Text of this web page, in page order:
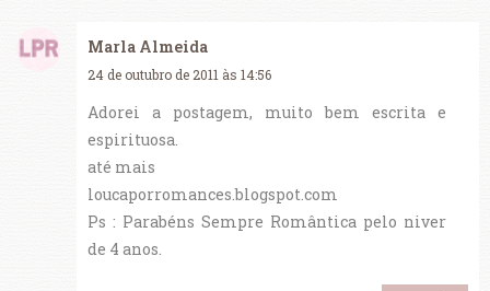
Marla Almeida
24 de outubro de 2011 às 14:56
Adorei a postagem, muito bem escrita e
espirituosa.
até mais
loucaporromances.blogspot.com
Ps : Parabéns Sempre Romântica pelo niver
de 4 anos.